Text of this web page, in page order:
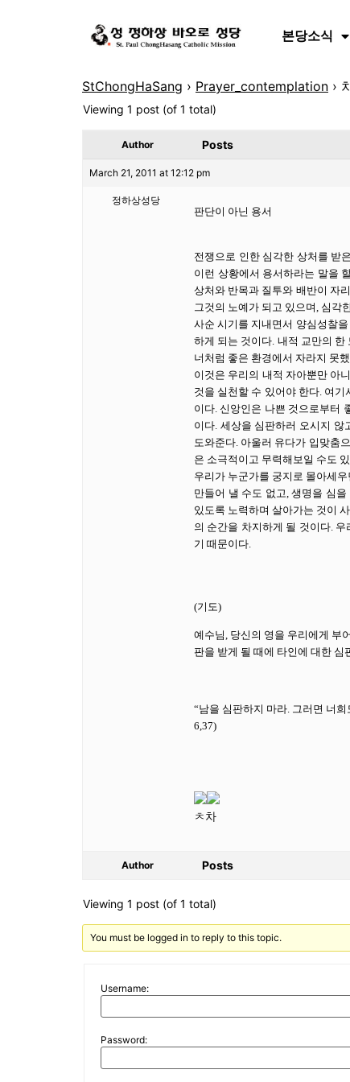
본당소식
StChongHaSang › Prayer_contemplation ›
Viewing 1 post (of 1 total)
Author Posts
March 21, 2011 at 12:12 pm
정하상성당
판단이 아닌 용서
전쟁으로 인한 심각한 상처를 받
이런 상황에서 용서하라는 말을
상처와 반목과 질투와 배반이 자
그것의 노예가 되고 있으며, 심각
사순 시기를 지내면서 양심성찰
하게 되는 것이다. 내적 교만의
너처럼 좋은 환경에서 자라지 못
이것은 우리의 내적 자아뿐만 아
것을 실천할 수 있어야 한다. 여
이다. 신앙인은 나쁜 것으로부터
이다. 세상을 심판하러 오시지 않
도와준다. 아울러 유다가 입맞춤
은 소극적이고 무력해보일 수도
우리가 누군가를 궁지로 몰아세
만들어 낼 수도 없고, 생명을 심
있도록 노력하며 살아가는 것이
의 순간을 차지하게 될 것이다.
기 때문이다.
(기도)
예수님, 당신의 영을 우리에게 부
판을 받게 될 때에 타인에 대한
“남을 심판하지 마라. 그러면 너
6,37)
ㅊ차
Author Posts
Viewing 1 post (of 1 total)
You must be logged in to reply to this topic.
Username:
Password: